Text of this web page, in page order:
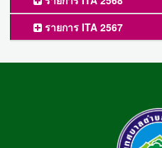
รายการ ITA 2567